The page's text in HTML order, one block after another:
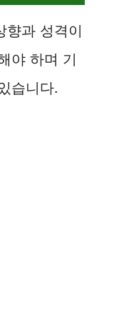
향과 성격이
야 하며 기
습니다.